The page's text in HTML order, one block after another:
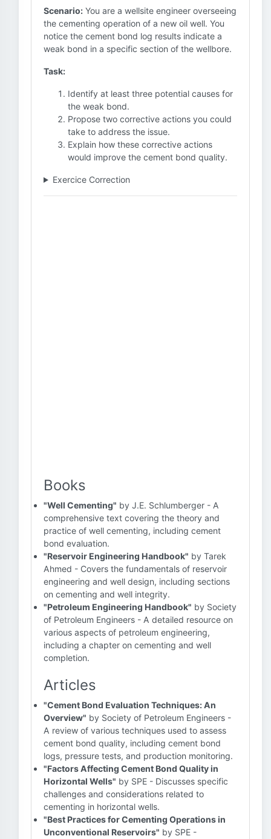
Scenario: You are a wellsite engineer overseeing
the cementing operation of a new oil well. You
notice the cement bond log results indicate a
weak bond in a specific section of the wellbore.
Task:
Identify at least three potential causes for
the weak bond.
Propose two corrective actions you could
take to address the issue.
Explain how these corrective actions
would improve the cement bond quality.
Exercice Correction
Books
"Well Cementing" by J.E. Schlumberger - A
comprehensive text covering the theory and
practice of well cementing, including cement
bond evaluation.
"Reservoir Engineering Handbook" by Tarek
Ahmed - Covers the fundamentals of reservoir
engineering and well design, including sections
on cementing and well integrity.
"Petroleum Engineering Handbook" by Society
of Petroleum Engineers - A detailed resource on
various aspects of petroleum engineering,
including a chapter on cementing and well
completion.
Articles
"Cement Bond Evaluation Techniques: An
Overview" by Society of Petroleum Engineers -
A review of various techniques used to assess
cement bond quality, including cement bond
logs, pressure tests, and production monitoring.
"Factors Affecting Cement Bond Quality in
Horizontal Wells" by SPE - Discusses specific
challenges and considerations related to
cementing in horizontal wells.
"Best Practices for Cementing Operations in
Unconventional Reservoirs" by SPE -